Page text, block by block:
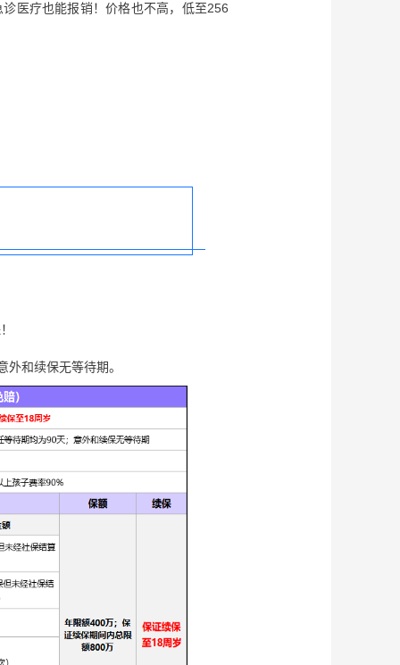
医疗也能报销！价格也不高，低至256
和续保无等待期。